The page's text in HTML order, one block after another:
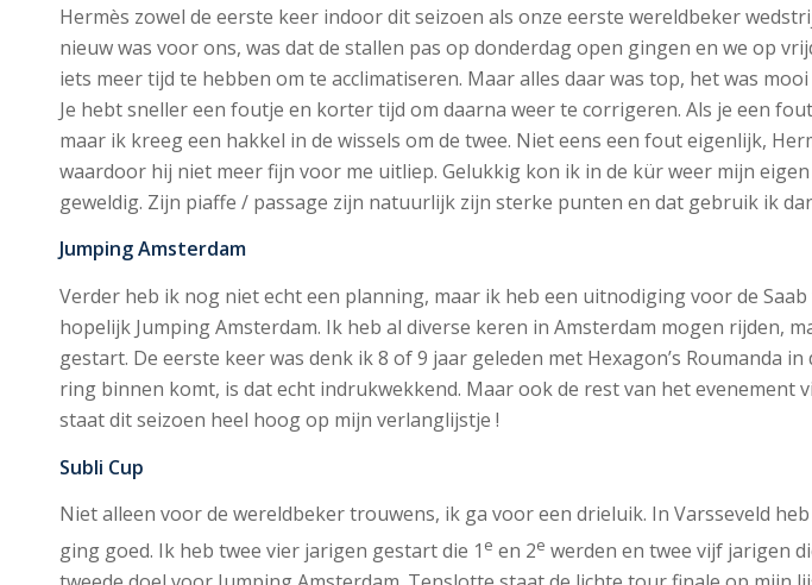
Hermès zowel de eerste keer indoor dit seizoen als onze eerste wereldbeker
nieuw was voor ons, was dat de stallen pas op donderdag open gingen en we op
iets meer tijd te hebben om te acclimatiseren. Maar alles daar was top, het was
Je hebt sneller een foutje en korter tijd om daarna weer te corrigeren. Als je een
maar ik kreeg een hakkel in de wissels om de twee. Niet eens een fout eigenlijk,
waardoor hij niet meer fijn voor me uitliep. Gelukkig kon ik in de kür weer mijn
geweldig. Zijn piaffe / passage zijn natuurlijk zijn sterke punten en dat gebruik ik
Jumping Amsterdam
Verder heb ik nog niet echt een planning, maar ik heb een uitnodiging voor de
hopelijk Jumping Amsterdam. Ik heb al diverse keren in Amsterdam mogen rijden,
gestart. De eerste keer was denk ik 8 of 9 jaar geleden met Hexagon’s Roumanda
ring binnen komt, is dat echt indrukwekkend. Maar ook de rest van het evenement
staat dit seizoen heel hoog op mijn verlanglijstje !
Subli Cup
Niet alleen voor de wereldbeker trouwens, ik ga voor een drieluik. In Varsseveld
ging goed. Ik heb twee vier jarigen gestart die 1 e en 2e werden en twee vijf jarigen